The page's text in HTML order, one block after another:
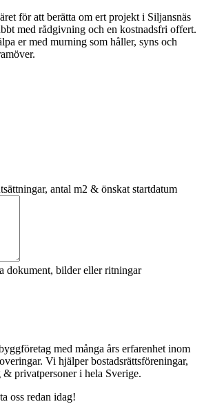
för att berätta om ert projekt i Siljansnäs
med rådgivning och en kostnadsfri offert.
er med murning som håller, syns och
antal m2 & önskat startdatum
dokument, bilder eller ritningar
med många års erfarenhet inom
Vi hjälper bostadsrättsföreningar,
& privatpersoner i hela Sverige.
oss redan idag!